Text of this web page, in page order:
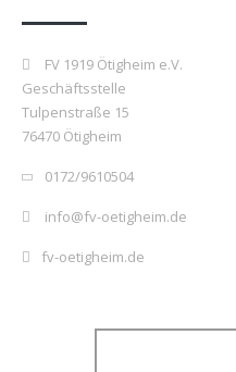
FV 1919 Ötigheim e.V.
Geschäftsstelle
Tulpenstraße 15
76470 Ötigheim
0172/9610504
info@fv-oetigheim.de
fv-oetigheim.de